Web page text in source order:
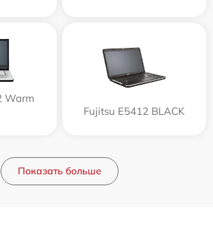
Warm
Fujitsu E5412 BLACK
Показать больше